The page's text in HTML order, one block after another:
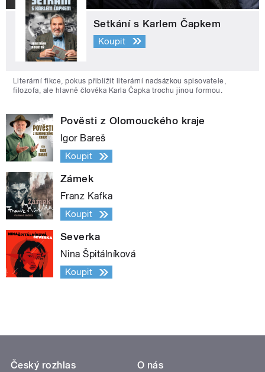
Setkání s Karlem Čapkem
Koupit
Literární fikce, pokus přiblížit literární nadsázkou spisovatele,
filozofa, ale hlavně člověka Karla Čapka trochu jinou formou.
Pověsti z Olomouckého kraje
Igor Bareš
Koupit
Zámek
Franz Kafka
Koupit
Severka
Nina Špitálníková
Koupit
Český rozhlas
O nás